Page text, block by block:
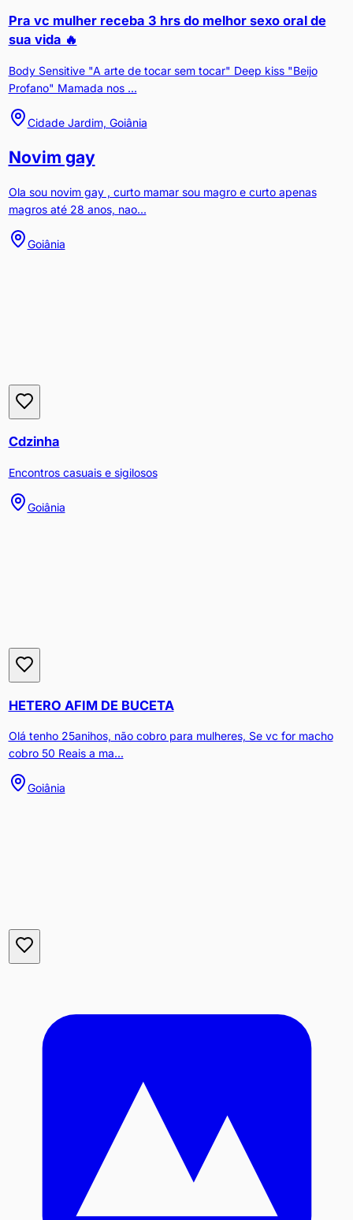
Pra vc mulher receba 3 hrs do melhor sexo oral de
sua vida 🔥
Body Sensitive "A arte de tocar sem tocar" Deep kiss "Beijo
Profano" Mamada nos ...
Cidade Jardim, Goiânia
Novim gay
Ola sou novim gay , curto mamar sou magro e curto apenas
magros até 28 anos, nao...
Goiânia
Cdzinha
Encontros casuais e sigilosos
Goiânia
HETERO AFIM DE BUCETA
Olá tenho 25anihos, não cobro para mulheres, Se vc for macho
cobro 50 Reais a ma...
Goiânia